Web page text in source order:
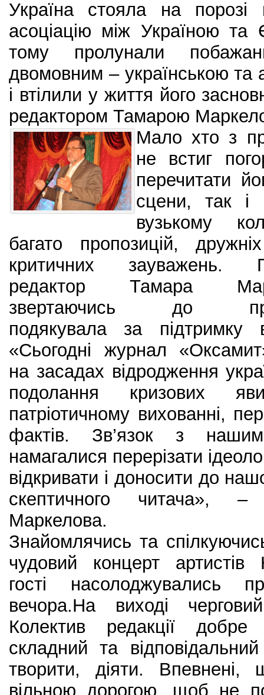
Україна стояла на порозі
асоціацію між Україною
тому пролунали
двомовним – українською та
і втілили у життя його
редактором Тамарою
Мало хто з
не встиг
перечитати
сцени, так і
вузькому
багато пропозицій,
критичних зауважень.
редактор Тамара
звертаючись до
подякувала за підтримку
«Сьогодні журнал
на засадах відродження
подолання кризових
патріотичному вихованні,
фактів. Зв’язок з
намагалися перерізати
відкривати і доносити до
скептичного читача»,
Маркелова.
Знайомлячись та
чудовий концерт артистів
гості насолоджувались
вечора.На виході
Колектив редакції
складний та
творити, діяти.
вільною дорогою, щоб не